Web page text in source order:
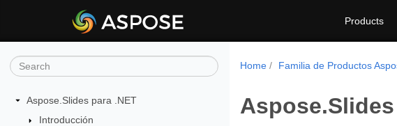
Products
Aspose.Slides para .NET
Introducción
Home Familia de Productos